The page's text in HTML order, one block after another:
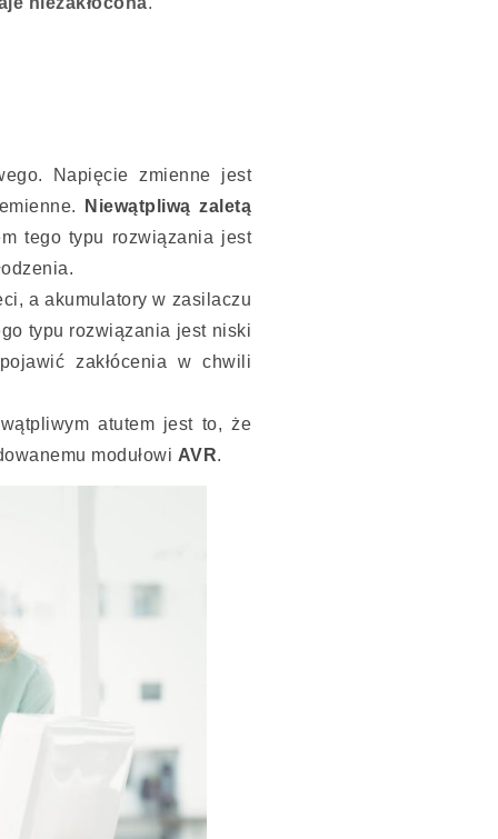
Napięcie zmienne jest
Niewątpliwą zaletą
tego typu rozwiązania jest
a akumulatory w zasilaczu
typu rozwiązania jest niski
zakłócenia w chwili
atutem jest to, że
modułowi AVR.